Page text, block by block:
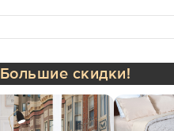
Большие скидки!